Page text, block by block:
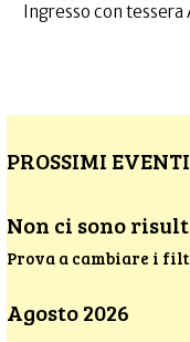
Ingresso con tessera
PROSSIMI EVENTI
Non ci sono
Prova a cambiare i
Agosto 2026